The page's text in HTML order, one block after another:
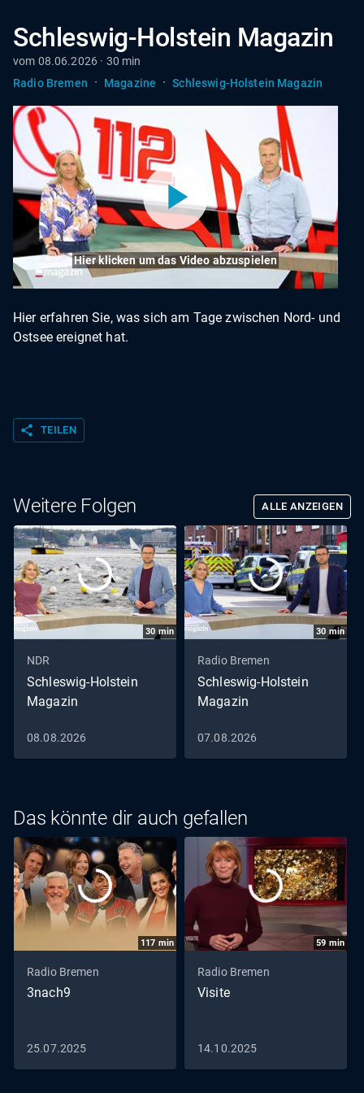
Schleswig-Holstein Magazin
vom 08.06.2026 · 30 min
Radio Bremen
· Magazine · Schleswig-Holstein Magazin
Hier klicken um das Video abzuspielen
Hier erfahren Sie, was sich am Tage zwischen Nord- und
Ostsee ereignet hat.
share TEILEN
Weitere Folgen ALLE ANZEIGEN
30 min
NDR
Schleswig-Holstein
Magazin
08.08.2026
30 min
Radio Bremen
Schleswig-Holstein
Magazin
07.08.2026
Das könnte dir auch gefallen
117 min
Radio Bremen
3nach9
25.07.2025
59 min
Radio Bremen
Visite
14.10.2025